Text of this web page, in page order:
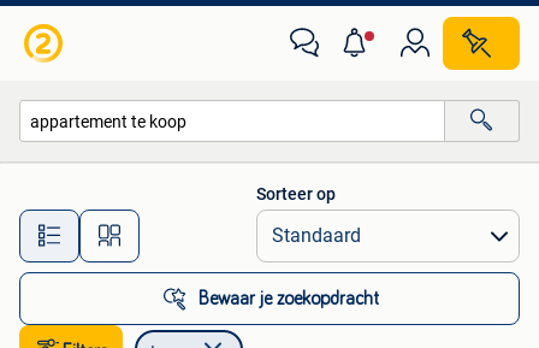
Alle afstanden…
Sorteer op
Bewaar je zoekopdracht